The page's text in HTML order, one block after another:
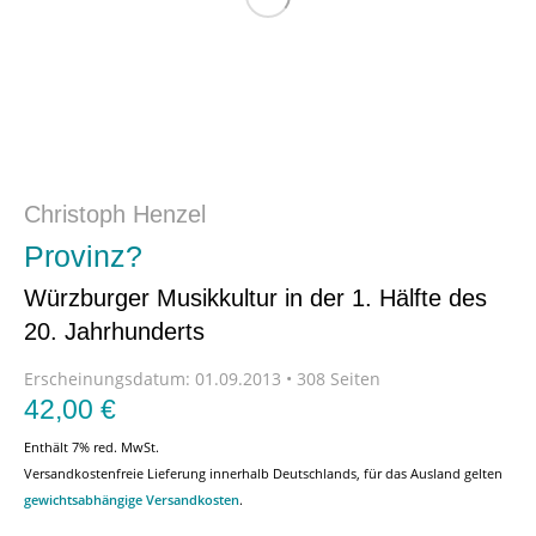
Christoph Henzel
Provinz?
Würzburger Musikkultur in der 1. Hälfte des
20. Jahrhunderts
Erscheinungsdatum: 01.09.2013 • 308 Seiten
42,00 €
Enthält 7% red. MwSt.
Versandkostenfreie Lieferung innerhalb Deutschlands, für das Ausland gelten
gewichtsabhängige Versandkosten.